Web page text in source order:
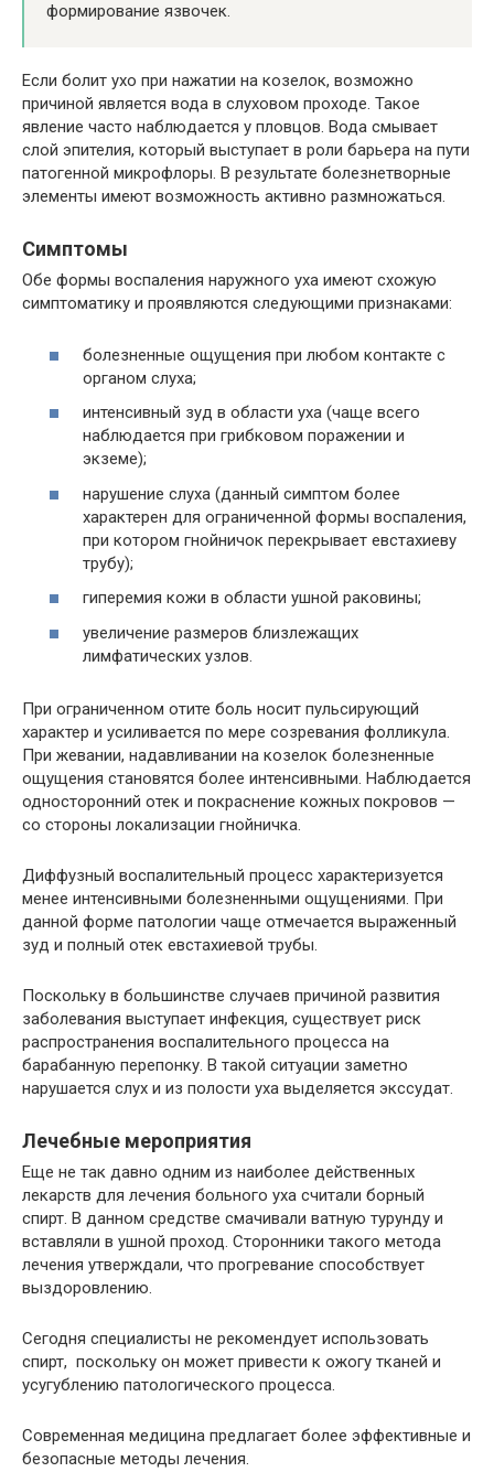
формирование язвочек.
Если болит ухо при нажатии на козелок, возможно
причиной является вода в слуховом проходе. Такое
явление часто наблюдается у пловцов. Вода смывает
слой эпителия, который выступает в роли барьера на пути
патогенной микрофлоры. В результате болезнетворные
элементы имеют возможность активно размножаться.
Симптомы
Обе формы воспаления наружного уха имеют схожую
симптоматику и проявляются следующими признаками:
болезненные ощущения при любом контакте с
органом слуха;
интенсивный зуд в области уха (чаще всего
наблюдается при грибковом поражении и
экземе);
нарушение слуха (данный симптом более
характерен для ограниченной формы воспаления,
при котором гнойничок перекрывает евстахиеву
трубу);
гиперемия кожи в области ушной раковины;
увеличение размеров близлежащих
лимфатических узлов.
При ограниченном отите боль носит пульсирующий
характер и усиливается по мере созревания фолликула.
При жевании, надавливании на козелок болезненные
ощущения становятся более интенсивными. Наблюдается
односторонний отек и покраснение кожных покровов —
со стороны локализации гнойничка.
Диффузный воспалительный процесс характеризуется
менее интенсивными болезненными ощущениями. При
данной форме патологии чаще отмечается выраженный
зуд и полный отек евстахиевой трубы.
Поскольку в большинстве случаев причиной развития
заболевания выступает инфекция, существует риск
распространения воспалительного процесса на
барабанную перепонку. В такой ситуации заметно
нарушается слух и из полости уха выделяется экссудат.
Лечебные мероприятия
Еще не так давно одним из наиболее действенных
лекарств для лечения больного уха считали борный
спирт. В данном средстве смачивали ватную турунду и
вставляли в ушной проход. Сторонники такого метода
лечения утверждали, что прогревание способствует
выздоровлению.
Сегодня специалисты не рекомендует использовать
спирт, поскольку он может привести к ожогу тканей и
усугублению патологического процесса.
Современная медицина предлагает более эффективные и
безопасные методы лечения.